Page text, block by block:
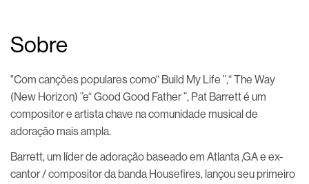
Sobre
"Com canções populares como“ Build My Life ”,“ The Way
(New Horizon) ”e“ Good Good Father ”, Pat Barrett é um
compositor e artista chave na comunidade musical de
adoração mais ampla.
Barrett, um líder de adoração baseado em Atlanta ,GA e ex-
cantor / compositor da banda Housefires, lançou seu primeiro